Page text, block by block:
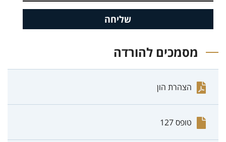
שליחה
מסמכים להורדה
הצהרת הון
טופס 127